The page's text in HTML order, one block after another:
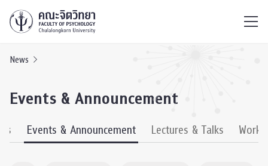
News
Events & Announcement
Events & Announcement Lectures & Talks